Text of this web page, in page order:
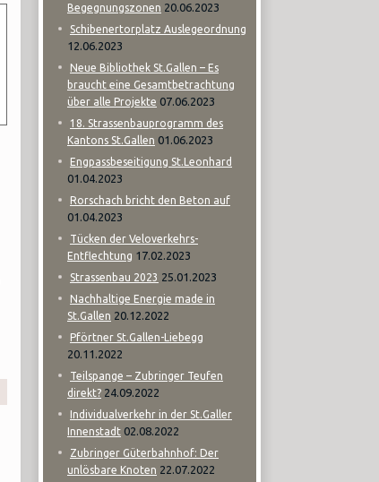
Begegnungszonen 20.06.2023
Schibenertorplatz Auslegeordnung
12.06.2023
Neue Bibliothek St.Gallen – Es
braucht eine Gesamtbetrachtung
über alle Projekte 07.06.2023
18. Strassenbauprogramm des
Kantons St.Gallen 01.06.2023
Engpassbeseitigung St.Leonhard
01.04.2023
Rorschach bricht den Beton auf
01.04.2023
Tücken der Veloverkehrs-
Entflechtung 17.02.2023
Strassenbau 2023 25.01.2023
Nachhaltige Energie made in
St.Gallen 20.12.2022
Pförtner St.Gallen-Liebegg
20.11.2022
Teilspange – Zubringer Teufen
direkt? 24.09.2022
Individualverkehr in der St.Galler
Innenstadt 02.08.2022
Zubringer Güterbahnhof: Der
unlösbare Knoten 22.07.2022